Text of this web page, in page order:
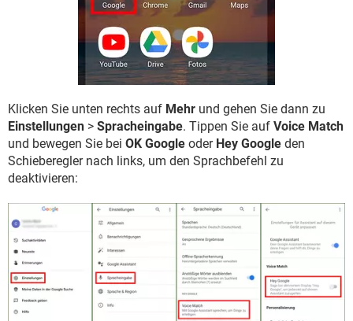
Klicken Sie unten rechts auf Mehr und gehen Sie dann zu
Einstellungen > Spracheingabe. Tippen Sie auf Voice Match
und bewegen Sie bei OK Google oder Hey Google den
Schieberegler nach links, um den Sprachbefehl zu
deaktivieren: